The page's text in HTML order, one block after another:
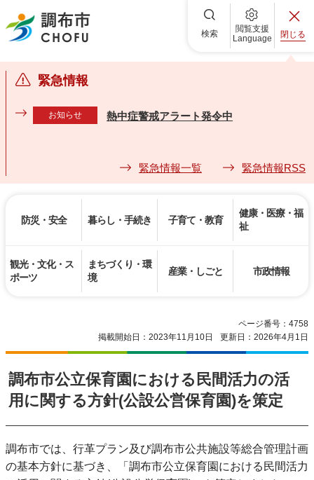
調布市 検索
閲覧支援
Language
閉じる
緊急情報
お知らせ 熱中症警戒アラート発令中
緊急情報一覧 緊急情報RSS
防災・安全 暮らし・手続き 子育て・教育
健康・医療・福
祉
観光・文化・ス
ポーツ
まちづくり・環
境
産業・しごと 市政情報
ページ番号：4758
掲載開始日：2023年11月10日
更新日：2026年4月1日
調布市公立保育園における民間活力の活
用に関する方針(公設公営保育園)を策定
調布市では、行革プラン及び調布市公共施設等総合管理計画
の基本方針に基づき、「調布市公立保育園における民間活力